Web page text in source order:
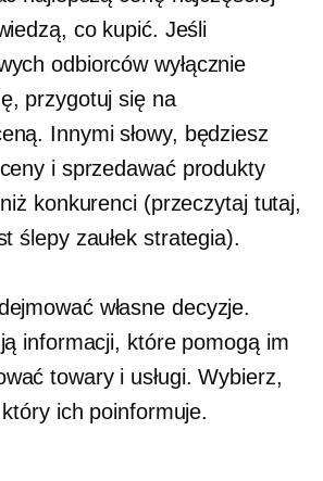
co kupić. Jeśli
odbiorców wyłącznie
przygotuj się na
Innymi słowy, będziesz
i sprzedawać produkty
konkurenci (przeczytaj tutaj,
ślepy zaułek strategia).
własne decyzje.
informacji, które pomogą im
towary i usługi. Wybierz,
ich poinformuje.